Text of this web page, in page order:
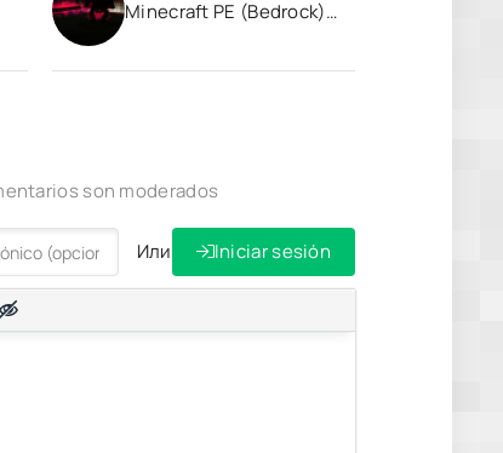
Minecraft PE (Bedrock)
son moderados
Или Iniciar sesión